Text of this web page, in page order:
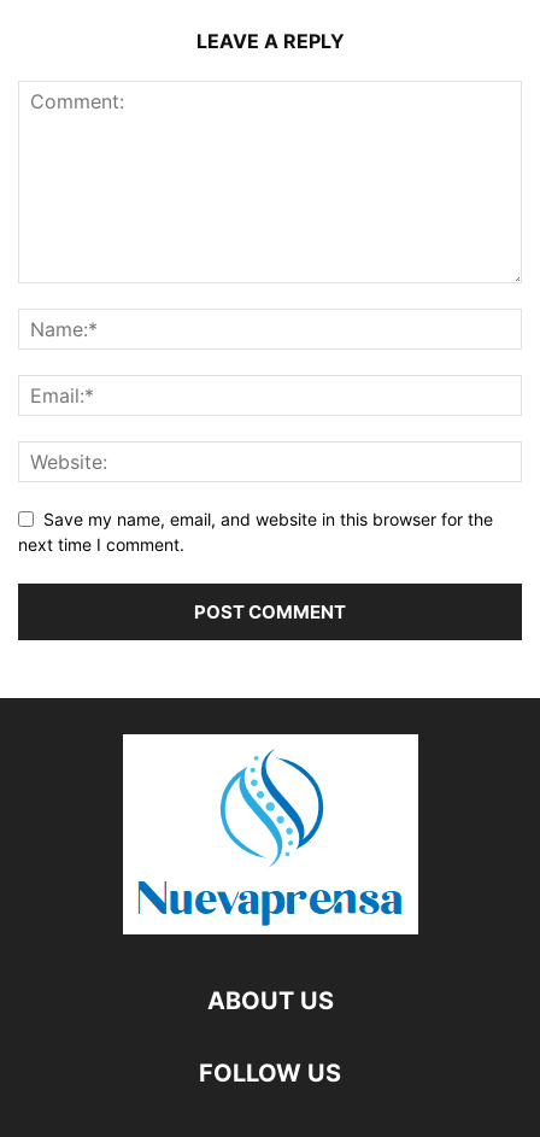
LEAVE A REPLY
Save my name, email, and website in this browser for the
next time I comment.
ABOUT US
FOLLOW US